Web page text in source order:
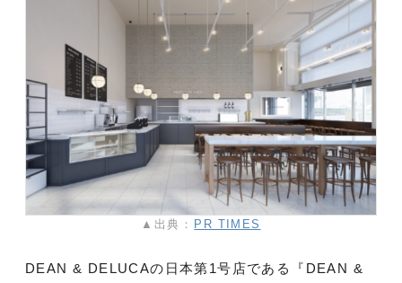
▲出典： PR TIMES
DEAN & DELUCAの日本第1号店である『DEAN &